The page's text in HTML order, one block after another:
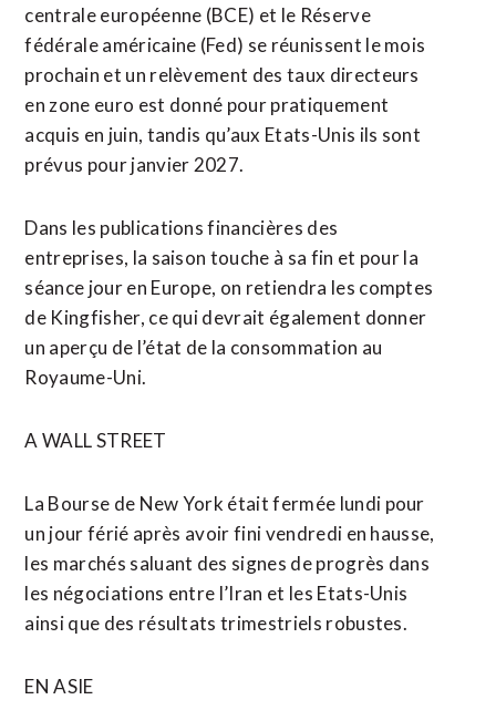
centrale européenne (BCE) et le Réserve
fédérale américaine (Fed) se réunissent le mois
prochain et un relèvement des taux directeurs
en zone euro est donné pour pratiquement
acquis en juin, tandis qu’aux Etats-Unis ils sont
prévus pour janvier 2027.
Dans les publications financières des
entreprises, la saison touche à sa fin et pour la
séance jour en Europe, on retiendra les comptes
de Kingfisher, ce qui devrait également ⁠donner
un ‌aperçu de l’état de la consommation au
Royaume-Uni.
A WALL STREET
La Bourse de New York était fermée lundi pour
un jour férié après ⁠avoir fini vendredi en hausse,
les marchés saluant des signes de progrès dans
les négociations entre l’Iran et les Etats-Unis ​
ainsi que des résultats trimestriels ​robustes.
EN ASIE